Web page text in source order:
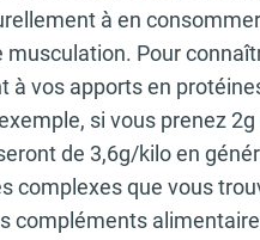
à en
Pour
à vos apports en
si vous prenez
de 3,6g/kilo en
complexes que vous
compléments